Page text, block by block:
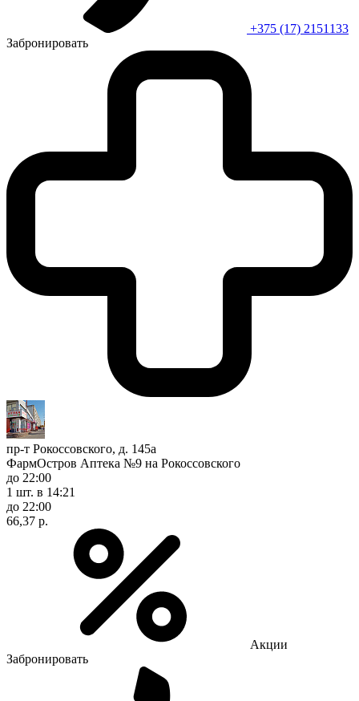
+375 (17) 2151133
Забронировать
пр-т Рокоссовского, д. 145а
ФармОстров Аптека №9 на Рокоссовского
до 22:00
1 шт. в 14:21
до 22:00
66,37 р.
Акции
Забронировать